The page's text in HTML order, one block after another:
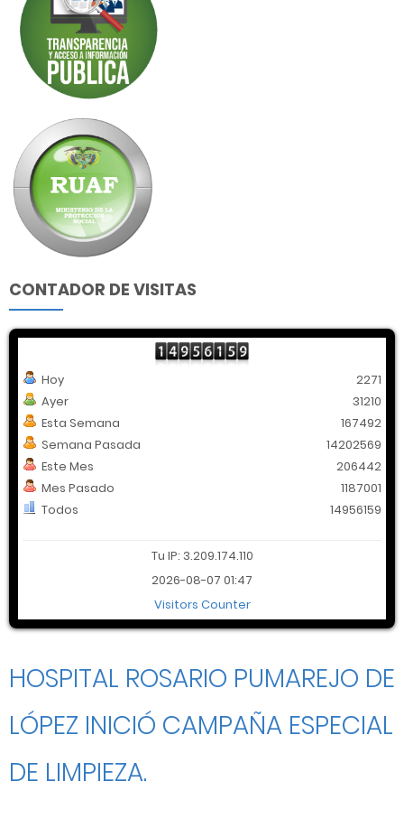
CONTADOR DE VISITAS
Hoy
Ayer
Esta Semana
Semana Pasada
Este Mes
Mes Pasado
Todos
2271
31210
167492
14202569
206442
1187001
14956159
Tu IP: 3.209.174.110
2026-08-07 01:47
Visitors Counter
HOSPITAL ROSARIO PUMAREJO DE
LÓPEZ INICIÓ CAMPAÑA ESPECIAL
DE LIMPIEZA.